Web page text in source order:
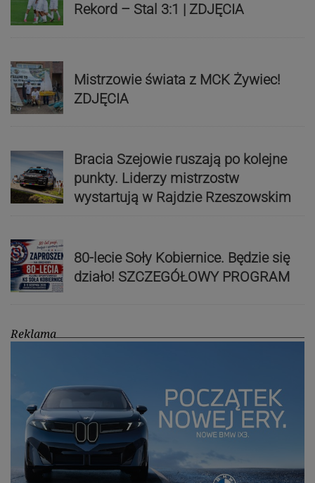
Rekord – Stal 3:1 | ZDJĘCIA
Mistrzowie świata z MCK Żywiec!
ZDJĘCIA
Bracia Szejowie ruszają po kolejne
punkty. Liderzy mistrzostw
wystartują w Rajdzie Rzeszowskim
80-lecie Soły Kobiernice. Będzie się
działo! SZCZEGÓŁOWY PROGRAM
Reklama